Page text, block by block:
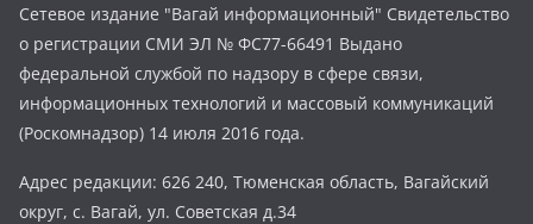
Сетевое издание "Вагай информационный" Свидетельство
о регистрации СМИ ЭЛ № ФС77-66491 Выдано
федеральной службой по надзору в сфере связи,
информационных технологий и массовый коммуникаций
(Роскомнадзор) 14 июля 2016 года.
Адрес редакции: 626 240, Тюменская область, Вагайский
округ, с. Вагай, ул. Советская д.34